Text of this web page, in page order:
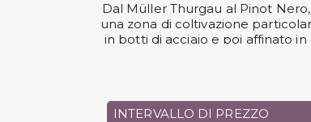
Dal Müller Thurgau al Pinot
una zona di coltivazione
in botti di acciaio e poi affinato
Merlot e il Cabernet
INTERVALLO DI PREZZO